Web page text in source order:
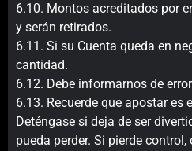
6.10. Montos acreditados por
y serán retirados.
6.11. Si su Cuenta queda en
cantidad.
6.12. Debe informarnos de
6.13. Recuerde que apostar es
Deténgase si deja de ser
pueda perder. Si pierde